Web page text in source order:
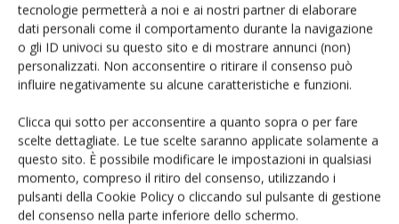
tecnologie permetterà a noi e ai nostri partner di elaborare
dati personali come il comportamento durante la navigazione
o gli ID univoci su questo sito e di mostrare annunci (non)
personalizzati. Non acconsentire o ritirare il consenso può
influire negativamente su alcune caratteristiche e funzioni.
Clicca qui sotto per acconsentire a quanto sopra o per fare
scelte dettagliate. Le tue scelte saranno applicate solamente a
questo sito. È possibile modificare le impostazioni in qualsiasi
momento, compreso il ritiro del consenso, utilizzando i
pulsanti della Cookie Policy o cliccando sul pulsante di gestione
del consenso nella parte inferiore dello schermo.
Rimani aggiornato sul mondo
dell’agricoltura